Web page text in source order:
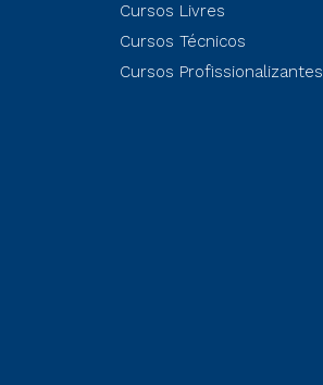
Cursos Livres
Cursos Técnicos
Cursos Profissionalizantes